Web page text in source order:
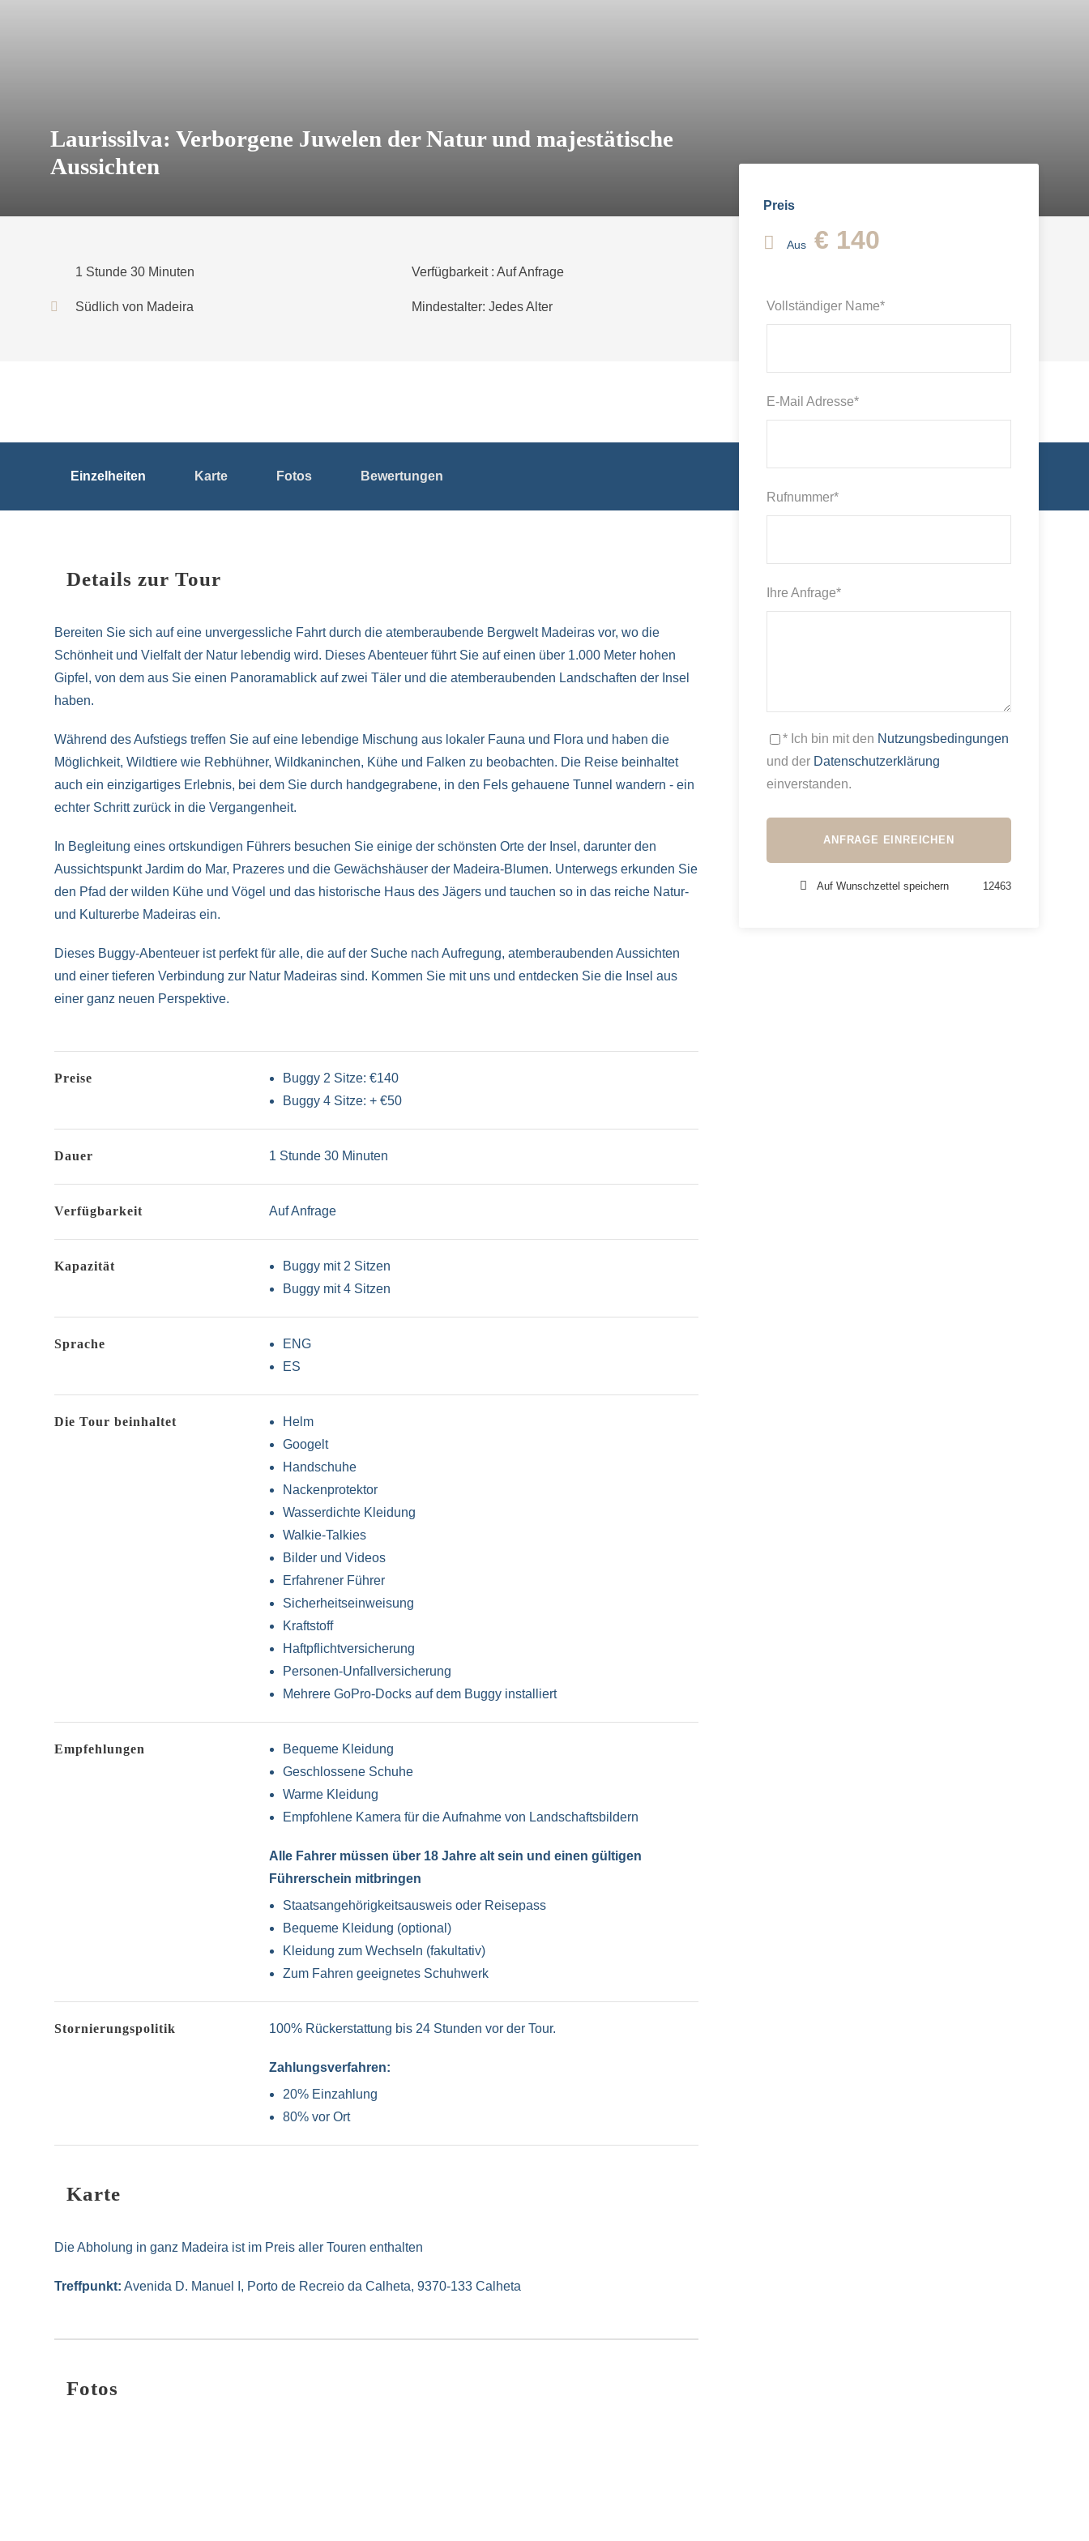
Laurissilva: Verborgene Juwelen der Natur und majestätische
Aussichten
Preis
Aus € 140
Vollständiger Name*
E-Mail Adresse*
Rufnummer*
Ihre Anfrage*
* Ich bin mit den Nutzungsbedingungen
und der Datenschutzerklärung
einverstanden.
Auf Wunschzettel speichern 12463
1 Stunde 30 Minuten Verfügbarkeit : Auf Anfrage
Südlich von Madeira Mindestalter: Jedes Alter
Einzelheiten Karte Fotos Bewertungen
Details zur Tour
Bereiten Sie sich auf eine unvergessliche Fahrt durch die atemberaubende Bergwelt Madeiras vor, wo die
Schönheit und Vielfalt der Natur lebendig wird. Dieses Abenteuer führt Sie auf einen über 1.000 Meter hohen
Gipfel, von dem aus Sie einen Panoramablick auf zwei Täler und die atemberaubenden Landschaften der Insel
haben.
Während des Aufstiegs treffen Sie auf eine lebendige Mischung aus lokaler Fauna und Flora und haben die
Möglichkeit, Wildtiere wie Rebhühner, Wildkaninchen, Kühe und Falken zu beobachten. Die Reise beinhaltet
auch ein einzigartiges Erlebnis, bei dem Sie durch handgegrabene, in den Fels gehauene Tunnel wandern - ein
echter Schritt zurück in die Vergangenheit.
In Begleitung eines ortskundigen Führers besuchen Sie einige der schönsten Orte der Insel, darunter den
Aussichtspunkt Jardim do Mar, Prazeres und die Gewächshäuser der Madeira-Blumen. Unterwegs erkunden Sie
den Pfad der wilden Kühe und Vögel und das historische Haus des Jägers und tauchen so in das reiche Natur-
und Kulturerbe Madeiras ein.
Dieses Buggy-Abenteuer ist perfekt für alle, die auf der Suche nach Aufregung, atemberaubenden Aussichten
und einer tieferen Verbindung zur Natur Madeiras sind. Kommen Sie mit uns und entdecken Sie die Insel aus
einer ganz neuen Perspektive.
Preise
Buggy 2 Sitze: €140
Buggy 4 Sitze: + €50
Dauer 1 Stunde 30 Minuten
Verfügbarkeit Auf Anfrage
Kapazität
Buggy mit 2 Sitzen
Buggy mit 4 Sitzen
Sprache
ENG
ES
Die Tour beinhaltet
Helm
Googelt
Handschuhe
Nackenprotektor
Wasserdichte Kleidung
Walkie-Talkies
Bilder und Videos
Erfahrener Führer
Sicherheitseinweisung
Kraftstoff
Haftpflichtversicherung
Personen-Unfallversicherung
Mehrere GoPro-Docks auf dem Buggy installiert
Empfehlungen
Bequeme Kleidung
Geschlossene Schuhe
Warme Kleidung
Empfohlene Kamera für die Aufnahme von Landschaftsbildern
Alle Fahrer müssen über 18 Jahre alt sein und einen gültigen
Führerschein mitbringen
Staatsangehörigkeitsausweis oder Reisepass
Bequeme Kleidung (optional)
Kleidung zum Wechseln (fakultativ)
Zum Fahren geeignetes Schuhwerk
Stornierungspolitik 100% Rückerstattung bis 24 Stunden vor der Tour.
Zahlungsverfahren:
20% Einzahlung
80% vor Ort
Karte
Die Abholung in ganz Madeira ist im Preis aller Touren enthalten
Treffpunkt: Avenida D. Manuel I, Porto de Recreio da Calheta, 9370-133 Calheta
Fotos